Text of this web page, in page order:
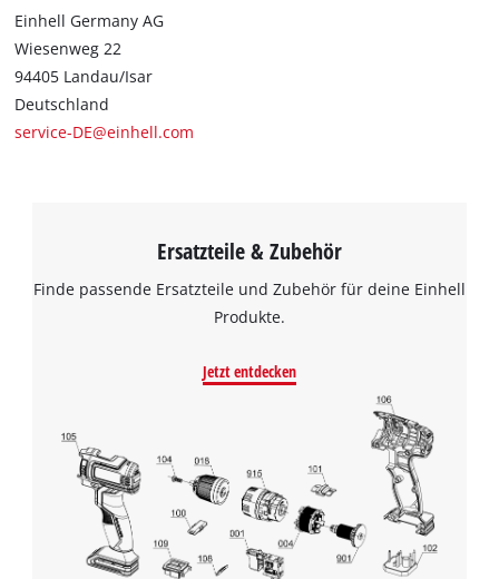
Einhell Germany AG
Wiesenweg 22
94405 Landau/Isar
Deutschland
service-DE@einhell.com
Ersatzteile & Zubehör
Finde passende Ersatzteile und Zubehör für deine Einhell
Produkte.
Jetzt entdecken